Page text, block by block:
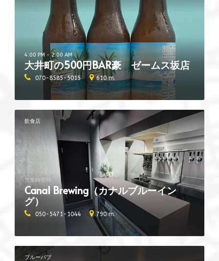
大井町の500円BAR豪 ゼームス坂店
4:00 PM - 2:00 AM
070-8585-5015 610 m.
飲食店
Canal Brewing（カナルブルーイン
グ）
営業時間外
050-5471-1044 790 m.
ブルーパブ